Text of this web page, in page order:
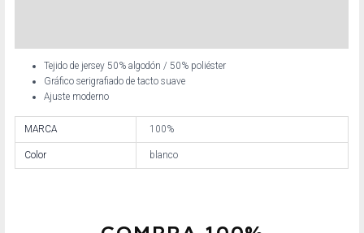
Tejido de jersey 50% algodón / 50% poliéster
Gráfico serigrafiado de tacto suave
Ajuste moderno
MARCA 100%
Color blanco